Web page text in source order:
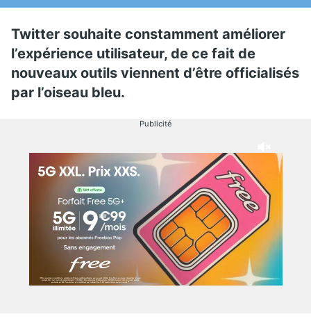
Twitter souhaite constamment améliorer
l’expérience utilisateur, de ce fait de
nouveaux outils viennent d’être officialisés
par l’oiseau bleu.
Publicité